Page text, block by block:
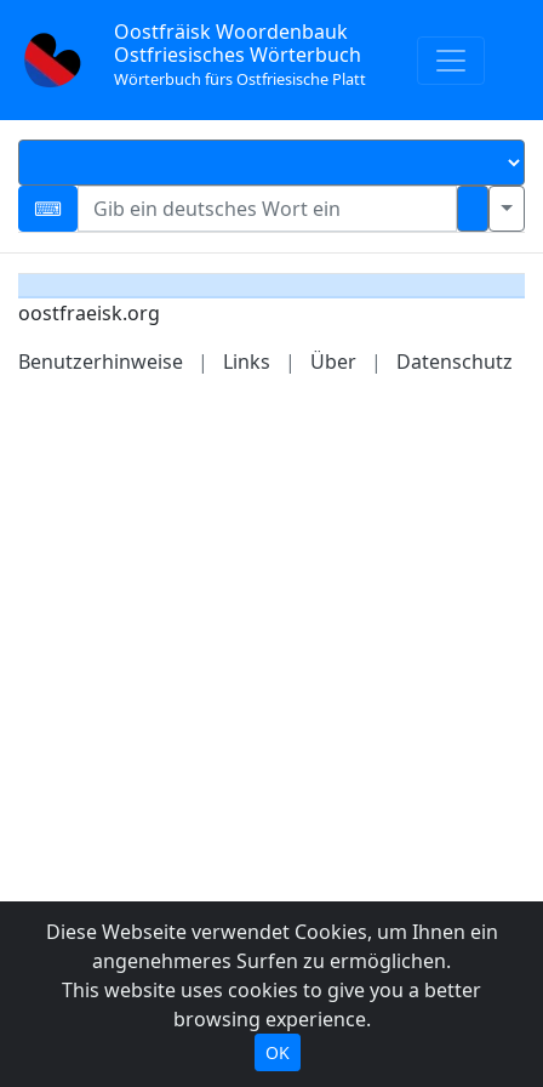
Oostfräisk Woordenbauk
Ostfriesisches Wörterbuch
Wörterbuch fürs Ostfriesische Platt
oostfraeisk.org
Benutzerhinweise
| Links | Über | Datenschutz
Diese Webseite verwendet Cookies, um Ihnen ein
angenehmeres Surfen zu ermöglichen.
This website uses cookies to give you a better
browsing experience.
OK